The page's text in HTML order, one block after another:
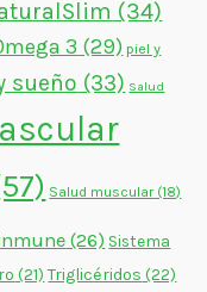
(34)
3 (29) piel y
sueño (33) Salud
Salud muscular(18)
(26) Sistema
(21) Triglicéridos (22)